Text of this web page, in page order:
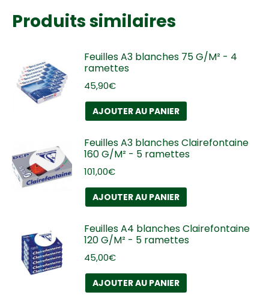
Produits similaires
Feuilles A3 blanches 75 G/M² - 4
ramettes
45,90€
AJOUTER AU PANIER
Feuilles A3 blanches Clairefontaine
160 G/M² - 5 ramettes
101,00€
AJOUTER AU PANIER
Feuilles A4 blanches Clairefontaine
120 G/M² - 5 ramettes
45,00€
AJOUTER AU PANIER